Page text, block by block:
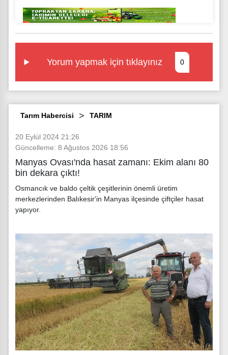
Yorum yapmak için tıklayınız 0
Tarım Habercisi TARIM
20 Eylül 2024 21:26
Güncelleme: 8 Ağustos 2026 18:56
Manyas Ovası'nda hasat zamanı: Ekim alanı 80
bin dekara çıktı!
Osmancık ve baldo çeltik çeşitlerinin önemli üretim
merkezlerinden Balıkesir'in Manyas ilçesinde çiftçiler hasat
yapıyor.